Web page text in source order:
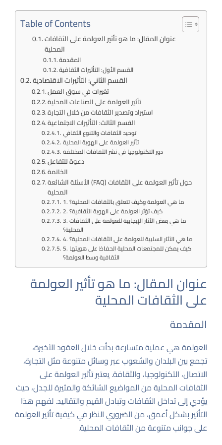
Table of Contents
عنوان المقال: ما هو تأثير العولمة على الثقافات
المحلية
المقدمة
القسم الأول: التأثيرات الثقافية
القسم الثاني: التأثيرات الاقتصادية
تغيرات في سوق العمل
تأثير العولمة على الصناعات المحلية
استيراد وتصدير الثقافات من خلال التجارة
القسم الثالث: التأثيرات الاجتماعية
توحيد الثقافات والتنوع الثقافي
تأثير العولمة على الهوية المحلية
دور التكنولوجيا في نشر الثقافات المختلفة
دعوة للتفاعل
الخاتمة
الأسئلة الشائعة (FAQ) حول تأثير العولمة على الثقافات
المحلية
1. ما هي العولمة وكيف تتعلق بالثقافات المحلية؟
2. كيف تؤثر العولمة على الهوية الثقافية؟
3. ما هي بعض الآثار الإيجابية للعولمة على الثقافات
المحلية؟
4. ما هي الآثار السلبية للعولمة على الثقافات المحلية؟
5. كيف يمكن للمجتمعات المحلية الحفاظ على هويتها
الثقافية وسط العولمة؟
عنوان المقال: ما هو تأثير العولمة
على الثقافات المحلية
المقدمة
العولمة هي عملية متسارعة بدأت خلال العقود الأخيرة،
تجمع بين البلدان والشعوب عبر وسائل متنوعة مثل التجارة،
الاتصال، التكنولوجيا، والثقافة. يعتبر تأثير العولمة على
الثقافات المحلية من المواضيع الشائكة والمثيرة للجدل، حيث
يؤدي إلى تداخل الثقافات وتبادل القيم والتقاليد. لفهم هذا
التأثير بشكل أعمق، من الضروري النظر في كيفية تأثير العولمة
على جوانب متنوعة من الثقافات المحلية.